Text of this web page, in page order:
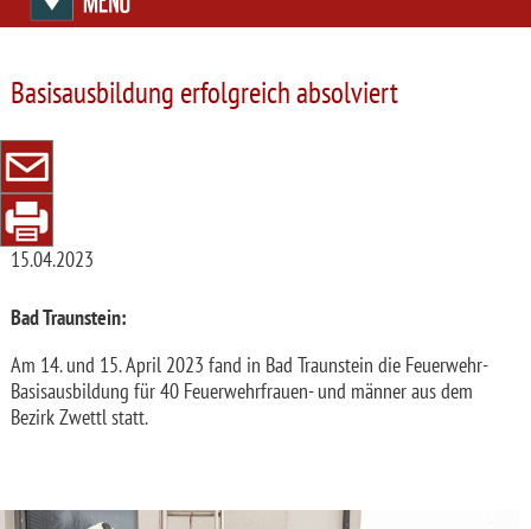
Basisausbildung erfolgreich absolviert
15.04.2023
Bad Traunstein:
Am 14. und 15. April 2023 fand in Bad Traunstein die Feuerwehr-
Basisausbildung für 40 Feuerwehrfrauen- und männer aus dem
Bezirk Zwettl statt.